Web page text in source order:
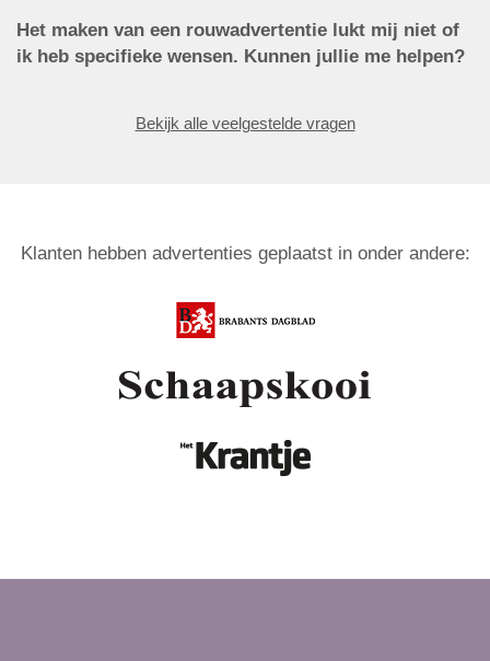
Het maken van een rouwadvertentie lukt mij niet of
ik heb specifieke wensen. Kunnen jullie me helpen?
Bekijk alle veelgestelde vragen
Klanten hebben advertenties geplaatst in onder andere: